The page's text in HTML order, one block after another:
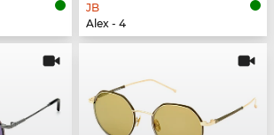
JB
Alex - 4